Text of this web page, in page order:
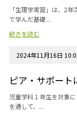
「生理学実習」は、2
で学んだ基礎...
続きを読む
2024年11月16日
ピア・サポート
児童学科１年生を対象
を通して、...